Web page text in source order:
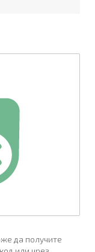
да получите